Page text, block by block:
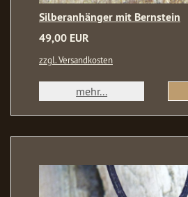
Silberanhänger mit Bernstein
49,00 EUR
zzgl. Versandkosten
mehr...